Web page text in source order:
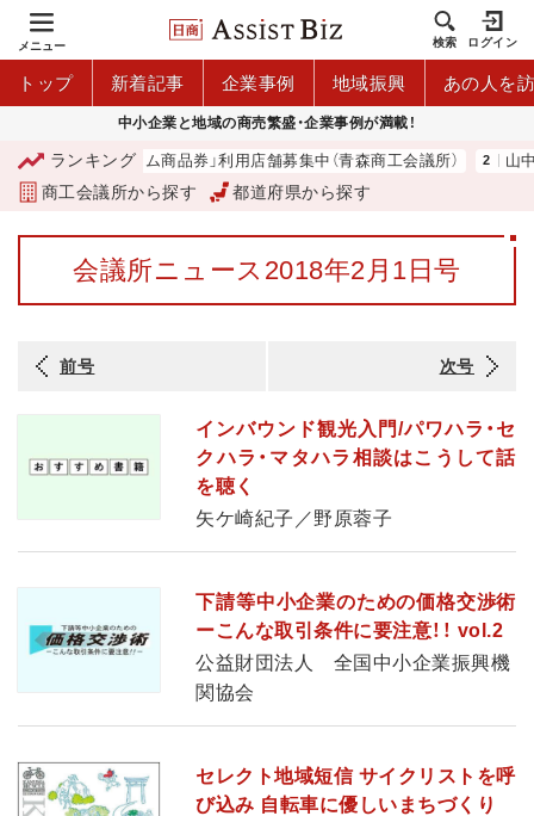
メニュー 検索 ログイン
トップ 新着記事 企業事例 地域振興 あの人を
中小企業と地域の商売繁盛・企業事例が満載！
ランキング
「青森市プレミアム商品券」利用店舗募集中（青森商工会議所） 山中伸
商工会議所から探す 都道府県から探す
会議所ニュース2018年2月1日号
前号 次号
インバウンド観光入門/パワハラ・セ
クハラ・マタハラ相談はこうして話
を聴く
矢ケ崎紀子／野原蓉子
下請等中小企業のための価格交渉術
ーこんな取引条件に要注意！！ vol.2
公益財団法人 全国中小企業振興機
関協会
セレクト地域短信 サイクリストを呼
び込み 自転車に優しいまちづくり